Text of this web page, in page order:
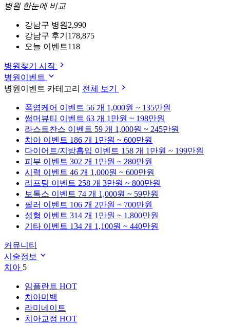
병원 한눈에 비교
강남구 병원 2,990
강남구 후기 178,875
오늘 이벤트118
병원찾기 시작
병원이벤트
병원이벤트 카테고리 전체 보기
폭염케어 이벤트 56 개 1,000원 ~ 135만원
썸머뷰티 이벤트 63 개 1만원 ~ 198만원
라스트찬스 이벤트 59 개 1,000원 ~ 245만원
치아 이벤트 186 개 1만원 ~ 600만원
다이어트/지방흡입 이벤트 158 개 1만원 ~ 199만원
피부 이벤트 302 개 1만원 ~ 280만원
시력 이벤트 46 개 1,000원 ~ 600만원
리프팅 이벤트 258 개 3만원 ~ 800만원
보톡스 이벤트 74 개 1,000원 ~ 59만원
필러 이벤트 106 개 2만원 ~ 700만원
성형 이벤트 314 개 1만원 ~ 1,800만원
기타 이벤트 134 개 1,100원 ~ 440만원
커뮤니티
시술정보
치아 5
임플란트 HOT
치아미백
라미네이트
치아교정 HOT